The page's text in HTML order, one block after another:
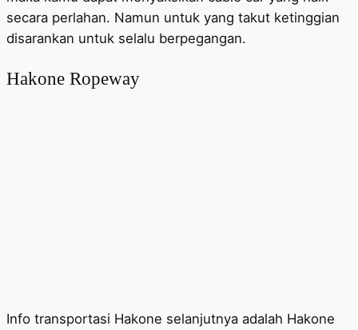
secara perlahan. Namun untuk yang takut ketinggian
disarankan untuk selalu berpegangan.
Hakone Ropeway
Info transportasi Hakone selanjutnya adalah Hakone